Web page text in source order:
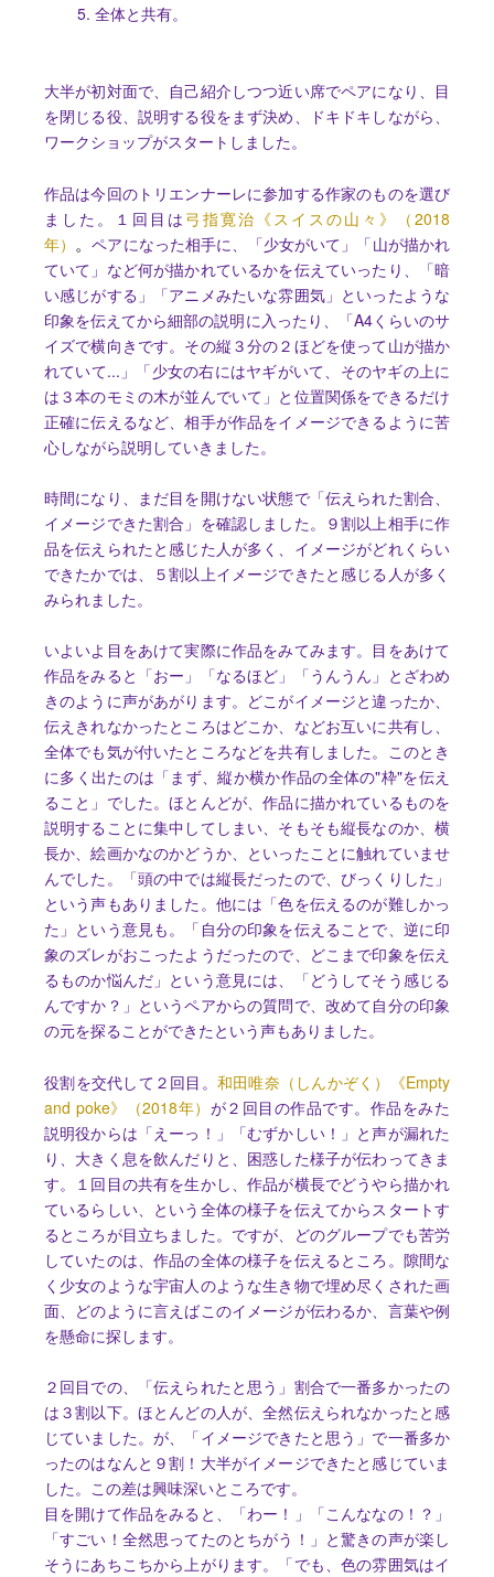
5. 全体と共有。
大半が初対面で、自己紹介しつつ近い席でペアになり、目
を閉じる役、説明する役をまず決め、ドキドキしながら、
ワークショップがスタートしました。
作品は今回のトリエンナーレに参加する作家のものを選び
ました。１回目は 弓指寛治《スイスの山々》（2018
年）
。ペアになった相手に、「少女がいて」「山が描かれ
ていて」など何が描かれているかを伝えていったり、「暗
い感じがする」「アニメみたいな雰囲気」といったような
印象を伝えてから細部の説明に入ったり、「A4くらいのサ
イズで横向きです。その縦３分の２ほどを使って山が描か
れていて...」「少女の右にはヤギがいて、そのヤギの上に
は３本のモミの木が並んでいて」と位置関係をできるだけ
正確に伝えるなど、相手が作品をイメージできるように苦
心しながら説明していきました。
時間になり、まだ目を開けない状態で「伝えられた割合、
イメージできた割合」を確認しました。９割以上相手に作
品を伝えられたと感じた人が多く、イメージがどれくらい
できたかでは、５割以上イメージできたと感じる人が多く
みられました。
いよいよ目をあけて実際に作品をみてみます。目をあけて
作品をみると「おー」「なるほど」「うんうん」とざわめ
きのように声があがります。どこがイメージと違ったか、
伝えきれなかったところはどこか、などお互いに共有し、
全体でも気が付いたところなどを共有しました。このとき
に多く出たのは「まず、縦か横か作品の全体の"枠"を伝え
ること」でした。ほとんどが、作品に描かれているものを
説明することに集中してしまい、そもそも縦長なのか、横
長か、絵画かなのかどうか、といったことに触れていませ
んでした。「頭の中では縦長だったので、びっくりした」
という声もありました。他には「色を伝えるのが難しかっ
た」という意見も。「自分の印象を伝えることで、逆に印
象のズレがおこったようだったので、どこまで印象を伝え
るものか悩んだ」という意見には、「どうしてそう感じる
んですか？」というペアからの質問で、改めて自分の印象
の元を探ることができたという声もありました。
役割を交代して２回目。 和田唯奈（しんかぞく）《Empty
and poke》（2018年） が２回目の作品です。作品をみた
説明役からは「えーっ！」「むずかしい！」と声が漏れた
り、大きく息を飲んだりと、困惑した様子が伝わってきま
す。１回目の共有を生かし、作品が横長でどうやら描かれ
ているらしい、という全体の様子を伝えてからスタートす
るところが目立ちました。ですが、どのグループでも苦労
していたのは、作品の全体の様子を伝えるところ。隙間な
く少女のような宇宙人のような生き物で埋め尽くされた画
面、どのように言えばこのイメージが伝わるか、言葉や例
を懸命に探します。
２回目での、「伝えられたと思う」割合で一番多かったの
は３割以下。ほとんどの人が、全然伝えられなかったと感
じていました。が、「イメージできたと思う」で一番多か
ったのはなんと９割！大半がイメージできたと感じていま
した。この差は興味深いところです。
目を開けて作品をみると、「わー！」「こんななの！？」
「すごい！全然思ってたのとちがう！」と驚きの声が楽し
そうにあちこちから上がります。「でも、色の雰囲気はイ